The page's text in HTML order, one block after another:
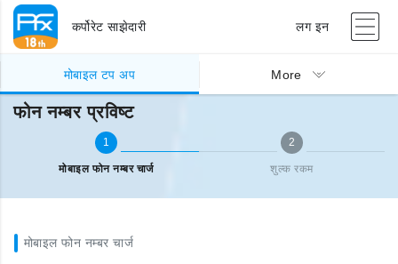
कर्पोरेट साझेदारी लग इन
मोबाइल टप अप More
मोबाइल टप अप फोन नम्बर प्रविष्ट
फोन नम्बर प्रविष्ट
1
मोबाइल फोन नम्बर चार्ज
2
शुल्क रकम
मोबाइल फोन नम्बर चार्ज